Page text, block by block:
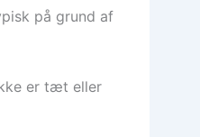
på grund af
er tæt eller